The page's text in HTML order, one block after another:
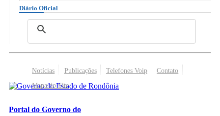
Diário Oficial
Notícias Publicações Telefones Voip
Contato
Mapa do Site
Portal do Governo do